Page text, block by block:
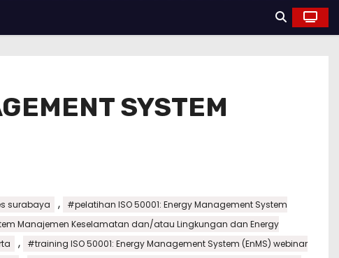
SYSTEM
surabaya ,
#pelatihan ISO 50001: Energy Management System
Manajemen Keselamatan dan/atau Lingkungan dan Energy
,
#training ISO 50001: Energy Management System (EnMS) webinar